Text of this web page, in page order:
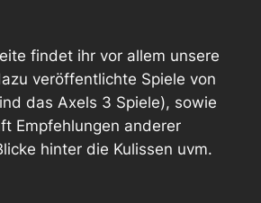
findet ihr vor allem unsere
veröffentlichte Spiele von
das Axels 3 Spiele), sowie
Empfehlungen anderer
hinter die Kulissen uvm.